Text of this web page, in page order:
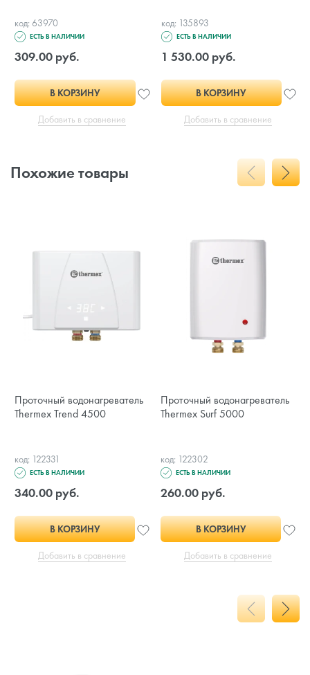
код: 63970
ЕСТЬ В НАЛИЧИИ
309.00 руб.
В КОРЗИНУ
Добавить в сравнение
код: 135893
ЕСТЬ В НАЛИЧИИ
1 530.00 руб.
В КОРЗИНУ
Добавить в сравнение
Похожие товары
Проточный водонагреватель
Thermex Trend 4500
код: 122331
ЕСТЬ В НАЛИЧИИ
340.00 руб.
В КОРЗИНУ
Добавить в сравнение
Проточный водонагреватель
Thermex Surf 5000
код: 122302
ЕСТЬ В НАЛИЧИИ
260.00 руб.
В КОРЗИНУ
Добавить в сравнение